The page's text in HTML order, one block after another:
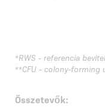
*RWS - referencia
**CFU - colony-forming
Összetevők: